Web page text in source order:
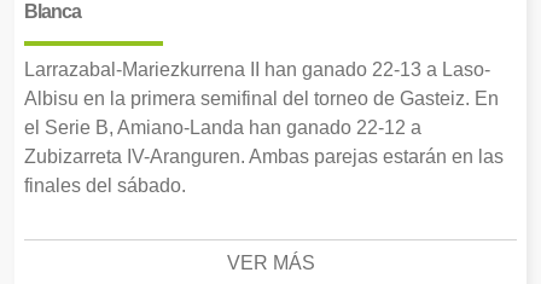
Blanca
Larrazabal-Mariezkurrena II han ganado 22-13 a Laso-
Albisu en la primera semifinal del torneo de Gasteiz. En
el Serie B, Amiano-Landa han ganado 22-12 a
Zubizarreta IV-Aranguren. Ambas parejas estarán en las
finales del sábado.
VER MÁS